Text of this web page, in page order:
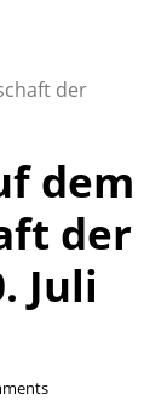
dem
der
Juli